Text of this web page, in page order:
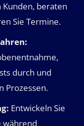
Kunden, beraten
Sie Termine.
durch und
Prozessen.
Entwickeln Sie
während